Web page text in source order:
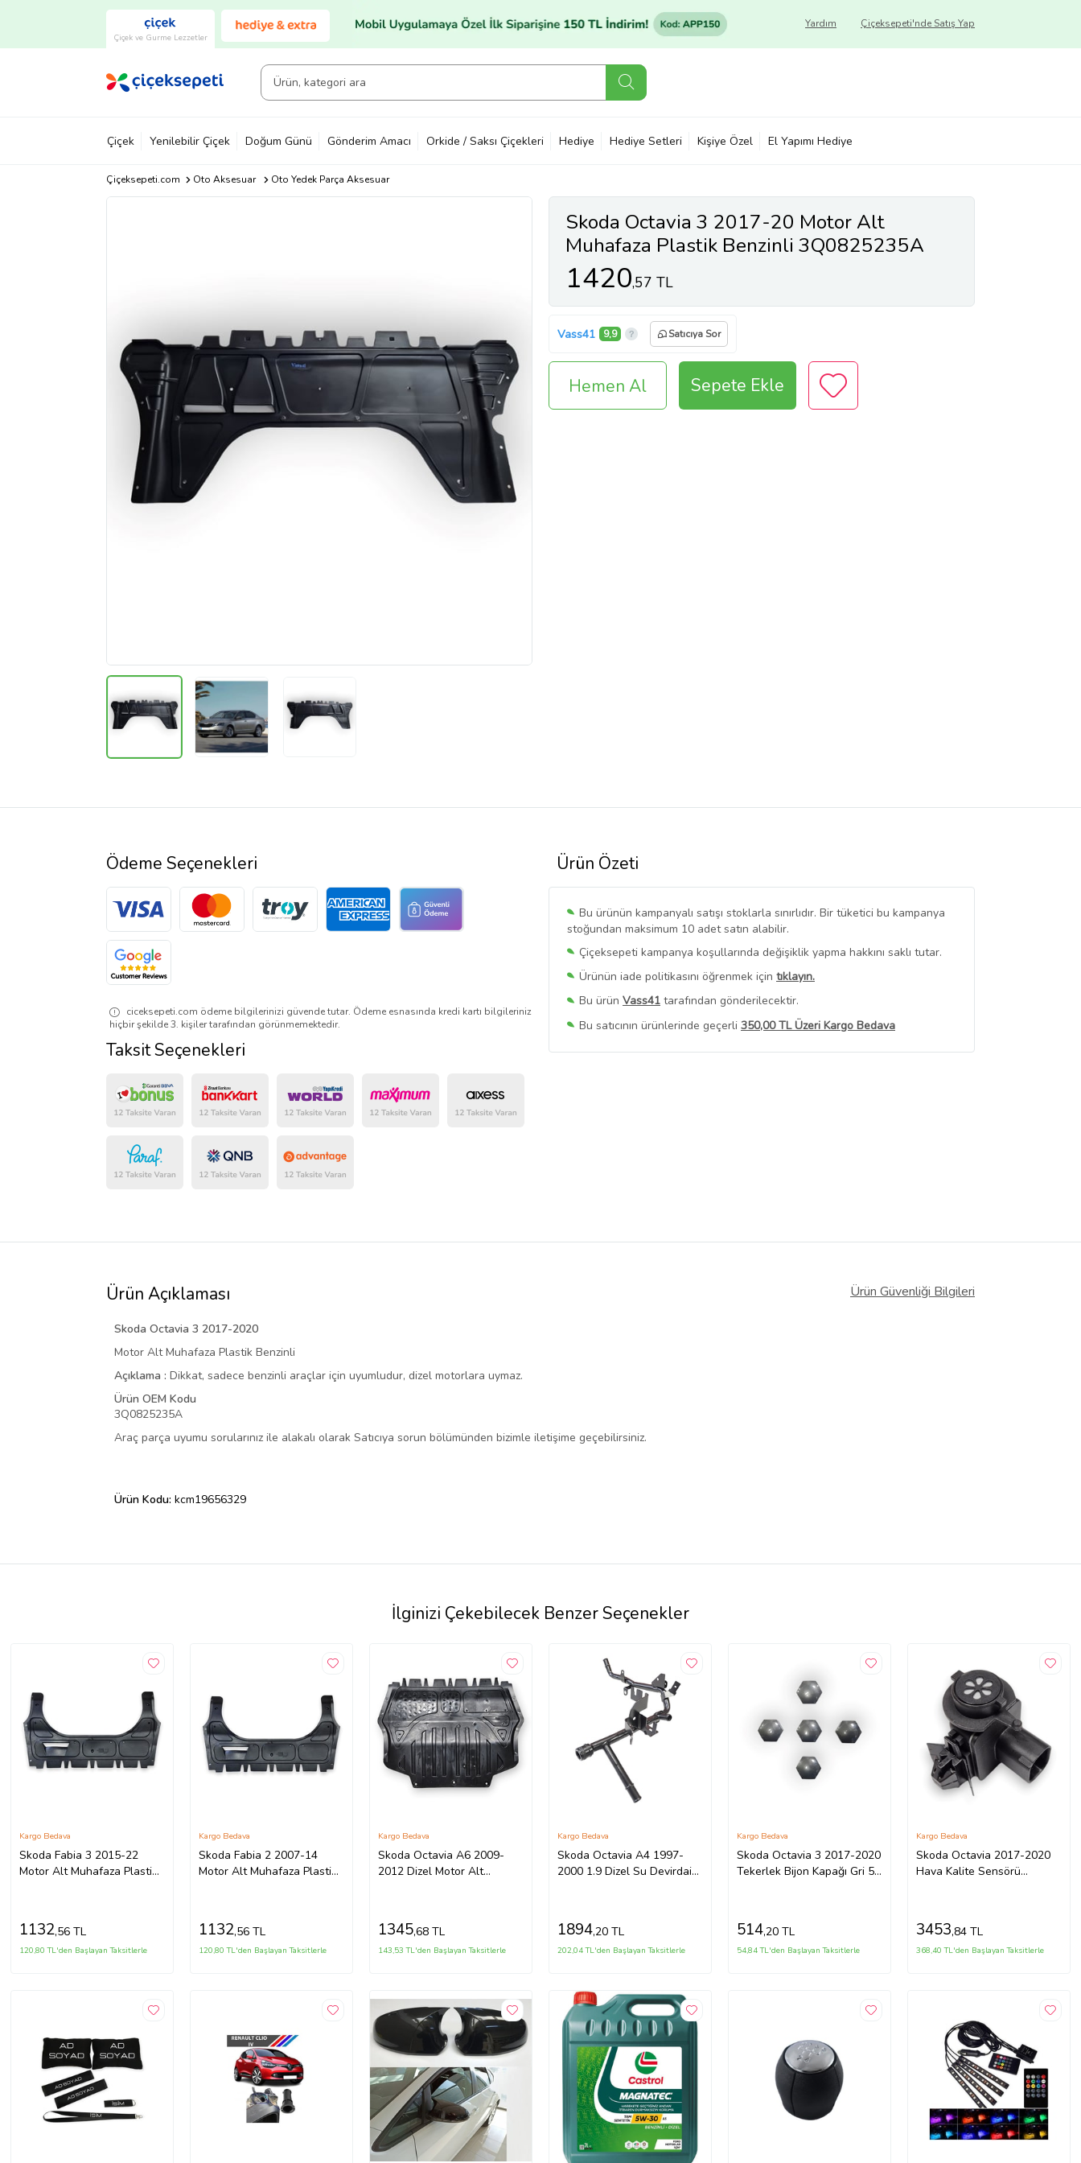
Çiçek ve Gurme Lezzetler
Çiçeksepeti'nde Satış Yap
Yardım
Çiçek Yenilebilir Çiçek Doğum Günü Gönderim Amacı Orkide / Saksı Çiçekleri Hediye Hediye Setleri Kişiye Özel El Yapımı Hediye
Çiçeksepeti.com Oto Aksesuar Oto Yedek Parça Aksesuar
Skoda Octavia 3 2017-20 Motor Alt
Muhafaza Plastik Benzinli 3Q0825235A
1420,57 TL
Vass41 9,9 Satıcıya Sor
Hemen Al Sepete Ekle
Ürün Özeti
Bu ürünün kampanyalı satışı stoklarla sınırlıdır. Bir tüketici bu kampanya
stoğundan maksimum 10 adet satın alabilir.
Çiçeksepeti kampanya koşullarında değişiklik yapma hakkını saklı tutar.
Ürünün iade politikasını öğrenmek için tıklayın.
Bu ürün Vass41 tarafından gönderilecektir.
Bu satıcının ürünlerinde geçerli 350,00 TL Üzeri Kargo Bedava
Bu SatıcınınTüm Ürünlerini Görüntüle
Ödeme Seçenekleri
ciceksepeti.com ödeme bilgilerinizi güvende tutar. Ödeme esnasında kredi kartı bilgileriniz
hiçbir şekilde 3. kişiler tarafından görünmemektedir.
Taksit Seçenekleri
Ürün Açıklaması Ürün Güvenliği Bilgileri
Skoda Octavia 3 2017-2020
Motor Alt Muhafaza Plastik Benzinli
Açıklama : Dikkat, sadece benzinli araçlar için uyumludur, dizel motorlara uymaz.
Ürün OEM Kodu
3Q0825235A
Araç parça uyumu sorularınız ile alakalı olarak Satıcıya sorun bölümünden bizimle iletişime geçebilirsiniz.
Ürün Kodu: kcm19656329
İlginizi Çekebilecek Benzer Seçenekler
Skoda Fabia 3 2015-22
Motor Alt Muhafaza Plastiği
Kargo Bedava
1132,56 TL
120,80 TL'den Başlayan Taksitlerle
Skoda Fabia 2 2007-14
Motor Alt Muhafaza Plastiği
Kargo Bedava
1132,56 TL
120,80 TL'den Başlayan Taksitlerle
Skoda Octavia A6 2009-
2012 Dizel Motor Alt
Kargo Bedava
1345,68 TL
143,53 TL'den Başlayan Taksitlerle
Skoda Octavia A4 1997-
2000 1.9 Dizel Su Devirdaim
Kargo Bedava
1894,20 TL
202,04 TL'den Başlayan Taksitlerle
Skoda Octavia 3 2017-2020
Tekerlek Bijon Kapağı Gri 5
Kargo Bedava
514,20 TL
54,84 TL'den Başlayan Taksitlerle
Skoda Octavia 2017-2020
Hava Kalite Sensörü
Kargo Bedava
3453,84 TL
368,40 TL'den Başlayan Taksitlerle